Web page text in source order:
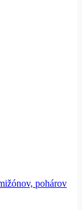
pohárov